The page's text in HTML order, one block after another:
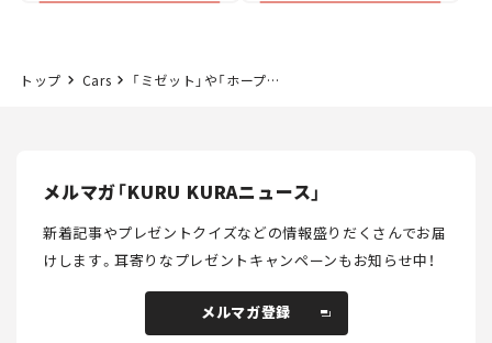
トップ Cars 「ミゼット」や「ホープスター」など3輪車を集めてみた！【お台場旧車天国2018(2)】
メルマガ「KURU KURAニュース」
新着記事やプレゼントクイズなどの情報盛りだくさんでお届
けします。耳寄りなプレゼントキャンペーンもお知らせ中！
メルマガ登録